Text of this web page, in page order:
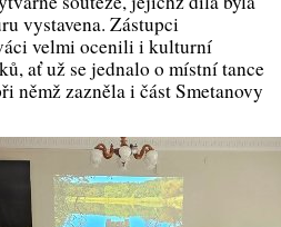
vystavena. Zástupci
velmi ocenili i kulturní
ať už se jednalo o místní tance
němž zazněla i část Smetanovy